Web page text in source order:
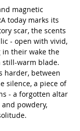
magnetic
today marks its
scar, the scents
- open with vivid,
in their wake the
still-warm blade.
harder, between
silence, a piece of
- a forgotten altar
powdery,